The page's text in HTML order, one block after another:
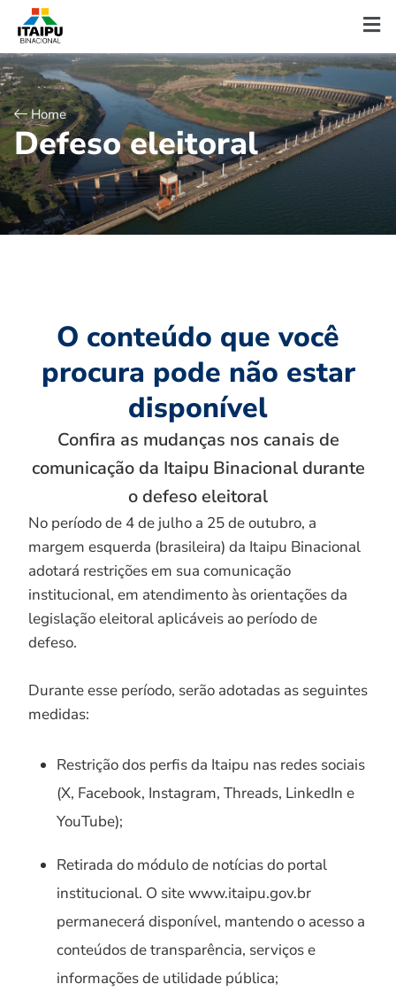
Home
Defeso eleitoral
O conteúdo que você
procura pode não estar
disponível
Confira as mudanças nos canais de
comunicação da Itaipu Binacional durante
o defeso eleitoral
No período de 4 de julho a 25 de outubro, a
margem esquerda (brasileira) da Itaipu Binacional
adotará restrições em sua comunicação
institucional, em atendimento às orientações da
legislação eleitoral aplicáveis ao período de
defeso.
Durante esse período, serão adotadas as seguintes
medidas:
Restrição dos perfis da Itaipu nas redes sociais
(X, Facebook, Instagram, Threads, LinkedIn e
YouTube);
Retirada do módulo de notícias do portal
institucional. O site www.itaipu.gov.br
permanecerá disponível, mantendo o acesso a
conteúdos de transparência, serviços e
informações de utilidade pública;